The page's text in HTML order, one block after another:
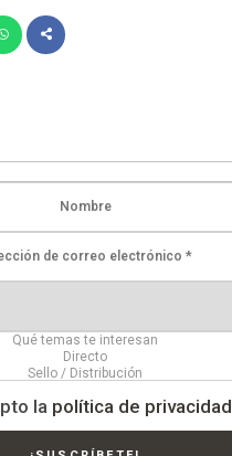
la política de privacidad